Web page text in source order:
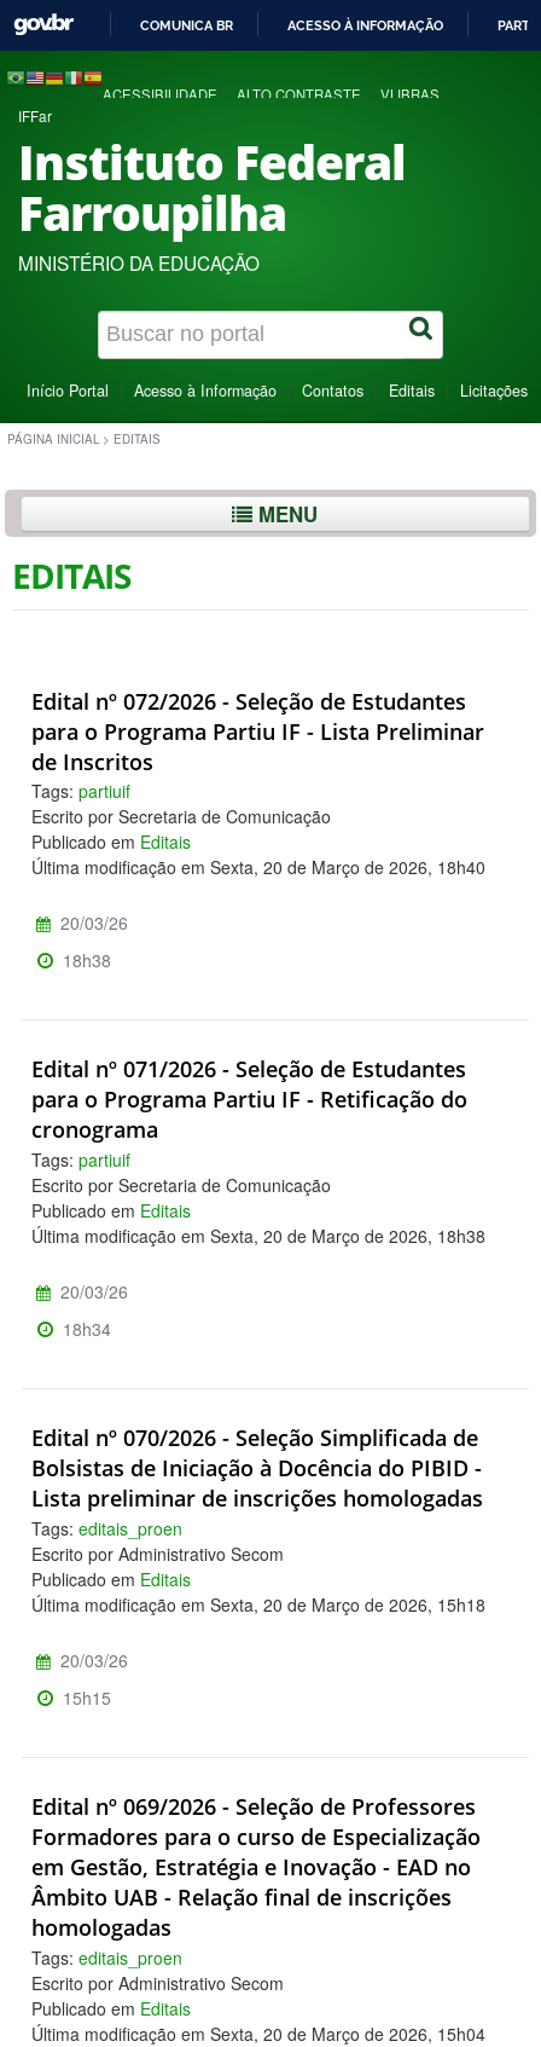
COMUNICA BR ACESSO À INFORMAÇÃO
ACESSIBILIDADE ALTO CONTRASTE VLIBRAS
IFFar
Instituto Federal
Farroupilha
MINISTÉRIO DA EDUCAÇÃO
Início Portal Acesso à Informação Contatos Editais Licitações
PÁGINA INICIAL > EDITAIS
MENU
EDITAIS
Edital nº 072/2026 - Seleção de Estudantes
para o Programa Partiu IF - Lista Preliminar
de Inscritos
Tags: partiuif
Escrito por Secretaria de Comunicação
Publicado em Editais
Última modificação em Sexta, 20 de Março de 2026, 18h40
20/03/26
18h38
Edital nº 071/2026 - Seleção de Estudantes
para o Programa Partiu IF - Retificação do
cronograma
Tags: partiuif
Escrito por Secretaria de Comunicação
Publicado em Editais
Última modificação em Sexta, 20 de Março de 2026, 18h38
20/03/26
18h34
Edital nº 070/2026 - Seleção Simplificada de
Bolsistas de Iniciação à Docência do PIBID -
Lista preliminar de inscrições homologadas
Tags: editais_proen
Escrito por Administrativo Secom
Publicado em Editais
Última modificação em Sexta, 20 de Março de 2026, 15h18
20/03/26
15h15
Edital nº 069/2026 - Seleção de Professores
Formadores para o curso de Especialização
em Gestão, Estratégia e Inovação - EAD no
Âmbito UAB - Relação final de inscrições
homologadas
Tags: editais_proen
Escrito por Administrativo Secom
Publicado em Editais
Última modificação em Sexta, 20 de Março de 2026, 15h04